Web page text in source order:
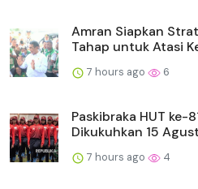
Amran Siapkan
Tahap untuk Atasi
7 hours ago 6
Paskibraka HUT ke-
Dikukuhkan 15
7 hours ago 4